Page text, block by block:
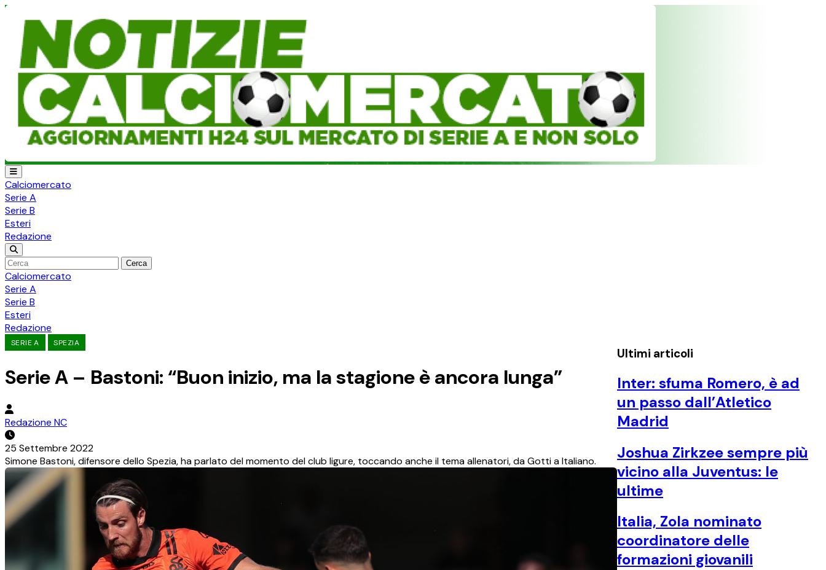
Calciomercato
Serie A
Serie B
Esteri
Redazione
Cerca
Calciomercato
Serie A
Serie B
Esteri
Redazione
SERIE A SPEZIA
Serie A – Bastoni: “Buon inizio, ma la stagione è ancora lunga”
Redazione NC
25 Settembre 2022
Simone Bastoni, difensore dello Spezia, ha parlato del momento del club ligure, toccando anche il tema allenatori, da Gotti a Italiano.
Ultimi articoli
Inter: sfuma Romero, è ad
un passo dall’Atletico
Madrid
Joshua Zirkzee sempre più
vicino alla Juventus: le
ultime
Italia, Zola nominato
coordinatore delle
formazioni giovanili